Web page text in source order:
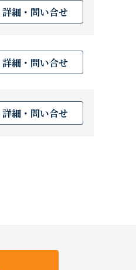
詳細・問い合せ
詳細・問い合せ
詳細・問い合せ